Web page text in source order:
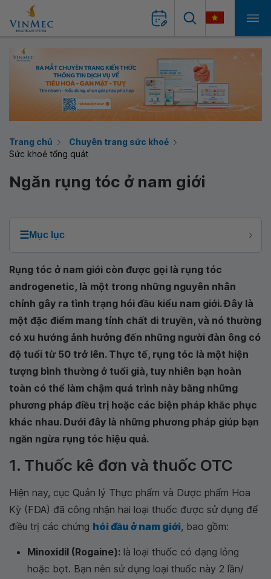
Trang chủ
Chuyên trang sức khoẻ
Sức khoẻ tổng quát
Ngăn rụng tóc ở nam giới
☰Mục lục
Rụng tóc ở nam giới còn được gọi là rụng tóc
androgenetic, là một trong những nguyên nhân
chính gây ra tình trạng hói đầu kiểu nam giới. Đây là
một đặc điểm mang tính chất di truyền, và nó thường
có xu hướng ảnh hưởng đến những người đàn ông có
độ tuổi từ 50 trở lên. Thực tế, rụng tóc là một hiện
tượng bình thường ở tuổi già, tuy nhiên bạn hoàn
toàn có thể làm chậm quá trình này bằng những
phương pháp điều trị hoặc các biện pháp khắc phục
khác nhau. Dưới đây là những phương pháp giúp bạn
ngăn ngừa rụng tóc hiệu quả.
1. Thuốc kê đơn và thuốc OTC
Hiện nay, cục Quản lý Thực phẩm và Dược phẩm Hoa
Kỳ (FDA) đã công nhận hai loại thuốc được sử dụng để
điều trị các chứng hói đầu ở nam giới, bao gồm:
Minoxidil (Rogaine): là loại thuốc có dạng lỏng
hoặc bọt. Bạn nên sử dụng loại thuốc này 2 lần/